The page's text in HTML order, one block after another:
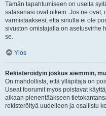
Tämän tapahtumiseen on useita
salasanasi ovat oikein. Jos ne ovat,
varmistaaksesi, että sinulla ei ole
sivuston omistajalla on asetusvirhe
se.
Ylös
Rekisteröidyin joskus aiemmin,
On mahdollista, että ylläpitäjä on
Useat foorumit myös poistavat
aikaan pienentääkseen
rekisteröityä uudelleen ja osallistu